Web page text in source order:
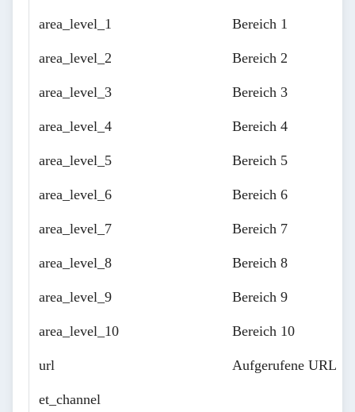
area_level_1 Bereich 1
area_level_2 Bereich 2
area_level_3 Bereich 3
area_level_4 Bereich 4
area_level_5 Bereich 5
area_level_6 Bereich 6
area_level_7 Bereich 7
area_level_8 Bereich 8
area_level_9 Bereich 9
area_level_10 Bereich 10
url Aufgerufene URL
et_channel